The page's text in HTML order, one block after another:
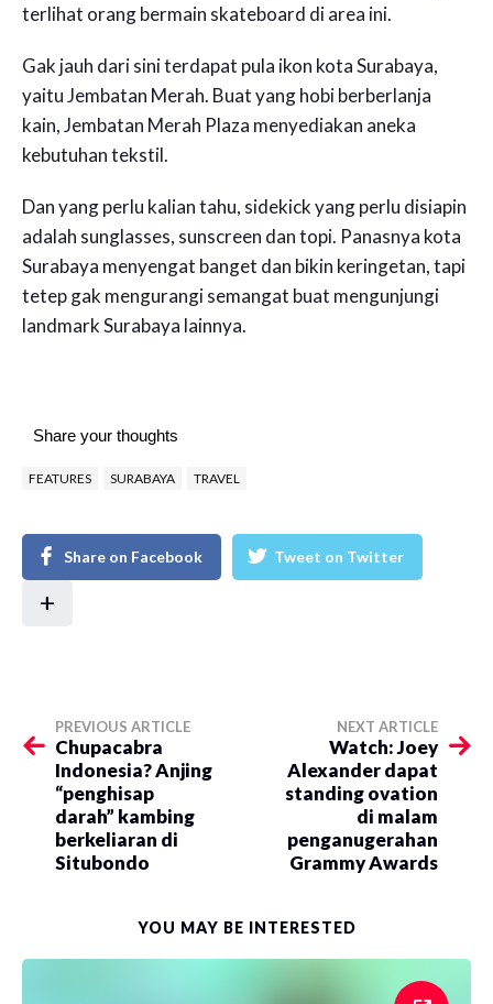
terlihat orang bermain skateboard di area ini.
Gak jauh dari sini terdapat pula ikon kota Surabaya,
yaitu Jembatan Merah. Buat yang hobi berberlanja
kain, Jembatan Merah Plaza menyediakan aneka
kebutuhan tekstil.
Dan yang perlu kalian tahu, sidekick yang perlu disiapin
adalah sunglasses, sunscreen dan topi. Panasnya kota
Surabaya menyengat banget dan bikin keringetan, tapi
tetep gak mengurangi semangat buat mengunjungi
landmark Surabaya lainnya.
Share your thoughts
FEATURES SURABAYA TRAVEL
Share on Facebook Tweet on Twitter
+
PREVIOUS ARTICLE
Chupacabra
Indonesia? Anjing
“penghisap
darah” kambing
berkeliaran di
Situbondo
NEXT ARTICLE
Watch: Joey
Alexander dapat
standing ovation
di malam
penganugerahan
Grammy Awards
YOU MAY BE INTERESTED